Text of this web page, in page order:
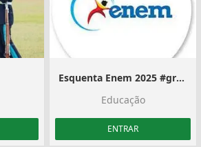
Esquenta Enem 2025 #grupo3
Educação
ENTRAR